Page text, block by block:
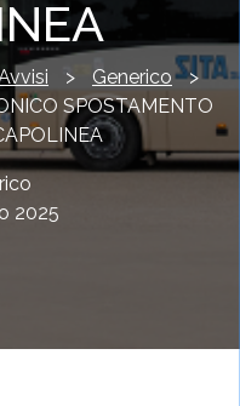
> Generico >
SPOSTAMENTO
2025